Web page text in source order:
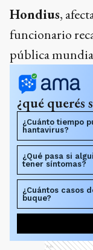
Hondius,
funcionario
pública
¿qué querés
¿Cuánto tiempo
hantavirus?
¿Qué pasa si
tener síntomas?
¿Cuántos casos
buque?
Ads